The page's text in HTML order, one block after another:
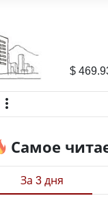
$
Самое
За 3 дня